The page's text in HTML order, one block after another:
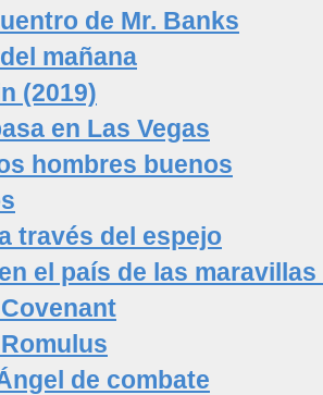
de Mr. Banks
mañana
(2019)
en Las Vegas
hombres buenos
través del espejo
el país de las maravillas
de combate